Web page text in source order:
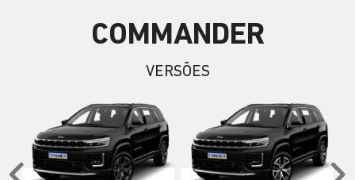
COMMANDER
VERSÕES